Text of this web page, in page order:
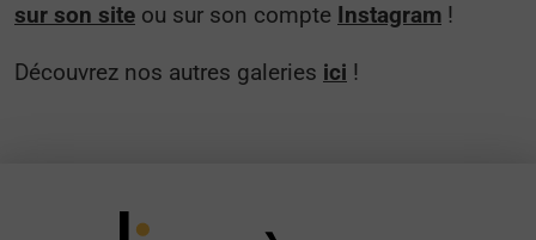
sur son site ou sur son compte Instagram !
Découvrez nos autres galeries ici !